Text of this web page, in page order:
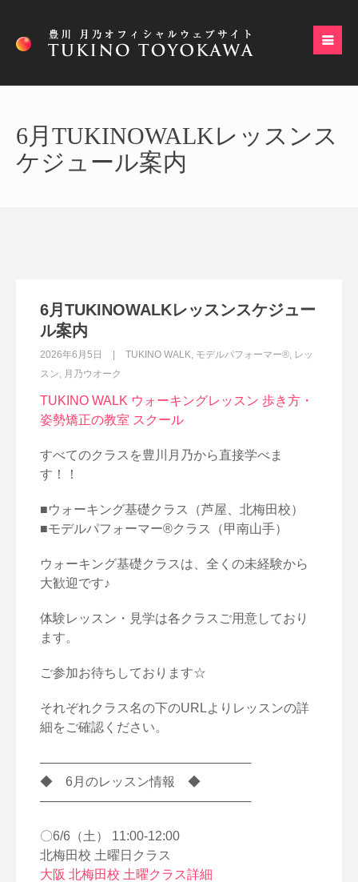
6月TUKINOWALKレッスンス
ケジュール案内
6月TUKINOWALKレッスンスケジュー
ル案内
2026年6月5日 TUKINO WALK, モデルパフォーマー®, レッ
スン, 月乃ウオーク
TUKINO WALK ウォーキングレッスン 歩き方・
姿勢矯正の教室 スクール
すべてのクラスを豊川月乃から直接学べま
す！！
■ウォーキング基礎クラス（芦屋、北梅田校）
■モデルパフォーマー®クラス（甲南山手）
ウォーキング基礎クラスは、全くの未経験から
大歓迎です♪
体験レッスン・見学は各クラスご用意しており
ます。
ご参加お待ちしております☆
それぞれクラス名の下のURLよりレッスンの詳
細をご確認ください。
────────────────────────
◆ 6月のレッスン情報 ◆
────────────────────────
〇6/6（土） 11:00-12:00
北梅田校 土曜日クラス
大阪 北梅田校 土曜クラス詳細